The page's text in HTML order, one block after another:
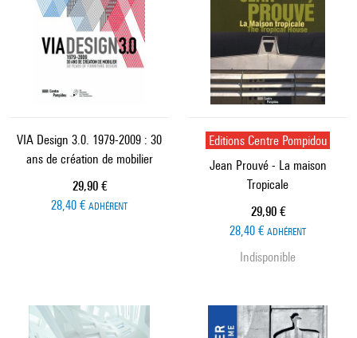
VIA Design 3.0. 1979-2009 : 30
ans de création de mobilier
Prix ​​actuel
29,90 €
28,40 € ADHÉRENT
Editions Centre Pompidou
Jean Prouvé - La maison
Tropicale
Prix ​​actuel
29,90 €
28,40 € ADHÉRENT
Indisponible